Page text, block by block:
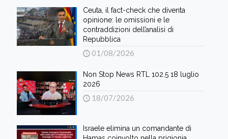
Ceuta, il fact-check che diventa
opinione: le omissioni e le
contraddizioni dell’analisi di
Repubblica
01/08/2026
Non Stop News RTL 102.5 18 luglio
2026
18/07/2026
Israele elimina un comandante di